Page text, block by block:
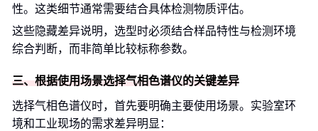
性。这类细节通常需要结合具体检测物质评估。
这些隐藏差异说明，选型时必须结合样品特性与检测环境
综合判断，而非简单比较标称参数。
三、根据使用场景选择气相色谱仪的关键差异
选择气相色谱仪时，首先要明确主要使用场景。实验室环
境和工业现场的需求差异明显：